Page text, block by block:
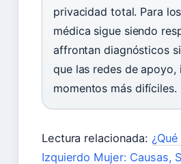
privacidad total. Para
médica sigue siendo
affrontan diagnósticos
que las redes de apoyo,
momentos más difíciles.
Lectura relacionada:
Izquierdo Mujer: Causas,